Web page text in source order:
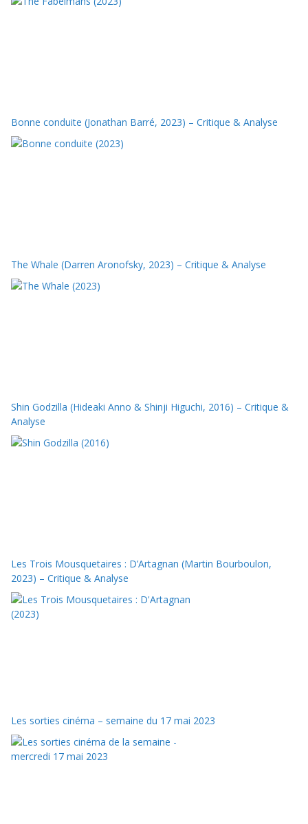
Bonne conduite (Jonathan Barré, 2023) – Critique & Analyse
The Whale (Darren Aronofsky, 2023) – Critique & Analyse
Shin Godzilla (Hideaki Anno & Shinji Higuchi, 2016) – Critique &
Analyse
Les Trois Mousquetaires : D’Artagnan (Martin Bourboulon,
2023) – Critique & Analyse
Les sorties cinéma – semaine du 17 mai 2023